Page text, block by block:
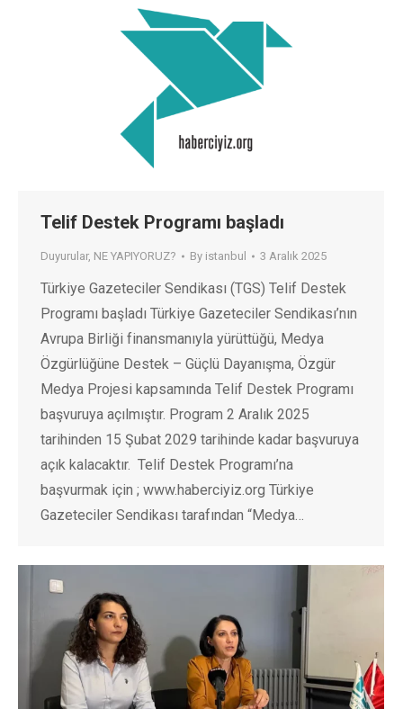
Telif Destek Programı başladı
Duyurular, NE YAPIYORUZ? By istanbul 3 Aralık 2025
Türkiye Gazeteciler Sendikası (TGS) Telif Destek
Programı başladı Türkiye Gazeteciler Sendikası’nın
Avrupa Birliği finansmanıyla yürüttüğü, Medya
Özgürlüğüne Destek – Güçlü Dayanışma, Özgür
Medya Projesi kapsamında Telif Destek Programı
başvuruya açılmıştır. Program 2 Aralık 2025
tarihinden 15 Şubat 2029 tarihinde kadar başvuruya
açık kalacaktır. Telif Destek Programı’na
başvurmak için ; www.haberciyiz.org Türkiye
Gazeteciler Sendikası tarafından “Medya…